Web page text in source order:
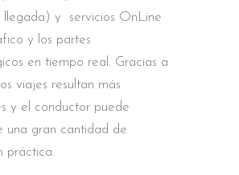
llegada) y servicios OnLine
y los partes
en tiempo real. Gracias a
viajes resultan más
y el conductor puede
una gran cantidad de
práctica.